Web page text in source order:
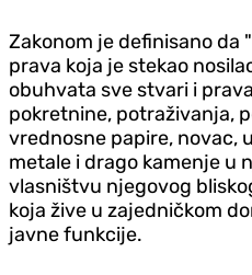
Zakonom je definisano da
prava koja je stekao
obuhvata sve stvari i
pokretnine, potraživanja,
vrednosne papire, novac,
metale i drago kamenje u
vlasništvu njegovog
koja žive u zajedničkom
javne funkcije.